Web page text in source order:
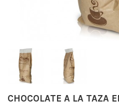
CHOCOLATE A LA TAZA